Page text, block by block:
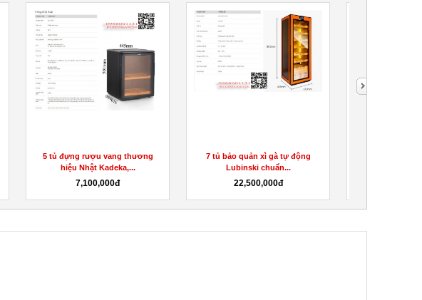
5 tủ đựng rượu vang thương
hiệu Nhật Kadeka,...
7,100,000đ
7 tủ bảo quản xì gà tự động
Lubinski chuẩn...
22,500,000đ